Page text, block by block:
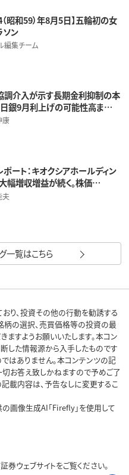
（昭和59）年8月5日】五輪初の女
ソン
編集チーム
調介入が示す長期金利抑制の本
日銀9月利上げの可能性高ま…
康
ート：キオクシアホールディン
幅増収増益が続く。株価…
夫
一覧はこちら
り、投資その他の行動を勧誘する
柄の選択、売買価格等の投資の最
すようお願いいたします。本コン
した情報源から入手したものです
はありません。本コンテンツの記
お答え致しかねますので予めご了
記載内容は、予告なしに変更するこ
画像生成AI「Firefly」を使用して
ウェブサイトをご覧ください。